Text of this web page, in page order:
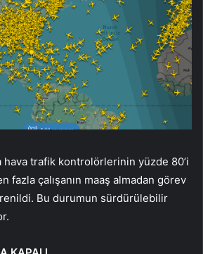
hava trafik kontrolörlerinin yüzde 80’i
fazla çalışanın maaş almadan görev
Bu durumun sürdürülebilir